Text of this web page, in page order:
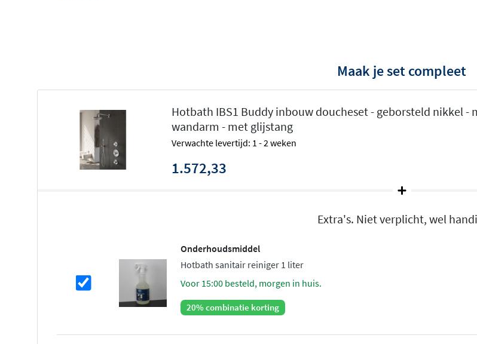
toepasbaarheid. Of je nu kiest voor een minimalistische look of juist een volledig
uitgeruste wellness-douche, Buddy biedt alle mogelijkheden. De serie is
verkrijgbaar in chroom en geborsteld nikkel, waardoor je eenvoudig een
samenhangende badkamerstijl creëert.
die de
geen onverwachte temperatuurschommelingen meer tijdens het douchen. De
thermostaat heeft twee uitgangen die tegelijk bediend kunnen worden, zodat je
hoofddouche en handdouche gelijktijdig kunt gebruiken. De draaiknoppen zijn
eenvoudig te bedienen en bieden directe controle.
Maak je set compleet
Hotbath IBS1 Buddy inbouw doucheset - geborsteld nikkel
wandarm - met glijstang
Verwachte levertijd: 1 - 2 weken
1.572,33
Extra's. Niet verplicht, wel
Onderhoudsmiddel
Hotbath sanitair reiniger 1 liter
voor 15:00 besteld, morgen in huis.
20% combinatie korting